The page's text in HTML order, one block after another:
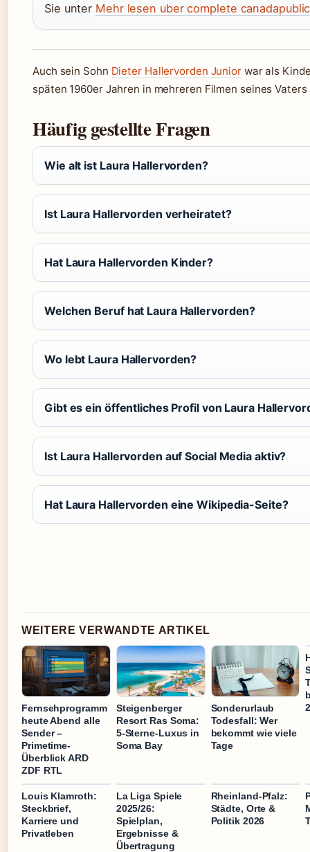
Sie unter Mehr lesen uber complete
Auch sein Sohn Dieter Hallervorden Juniorwar als
späten 1960er Jahren in mehreren Filmen seines Vaters
Häufig gestellte Fragen
Wie alt ist Laura Hallervorden?
Ist Laura Hallervorden verheiratet?
Hat Laura Hallervorden Kinder?
Welchen Beruf hat Laura Hallervorden?
Wo lebt Laura Hallervorden?
Gibt es ein öffentliches Profil von Laura
Ist Laura Hallervorden auf Social Media aktiv?
Hat Laura Hallervorden eine Wikipedia-Seite?
WEITERE VERWANDTE ARTIKEL
Fernsehprogramm
heute Abend alle
Sender –
Primetime-
Überblick ARD
ZDF RTL
Steigenberger
Resort Ras Soma:
5-Sterne-Luxus in
Soma Bay
Sonderurlaub
Todesfall: Wer
bekommt wie viele
Tage
Louis Klamroth:
Steckbrief,
Karriere und
Privatleben
La Liga Spiele
2025/26:
Spielplan,
Ergebnisse &
Übertragung
Rheinland-Pfalz:
Städte, Orte &
Politik 2026